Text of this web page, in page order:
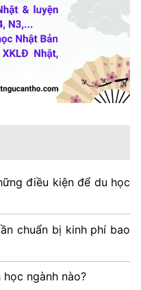
điều kiện để du học
chuẩn bị kinh phí bao
ngành nào?